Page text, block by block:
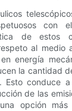
con
de estos
al medio
energía
la cantidad
Esto conduce
de las
opción más